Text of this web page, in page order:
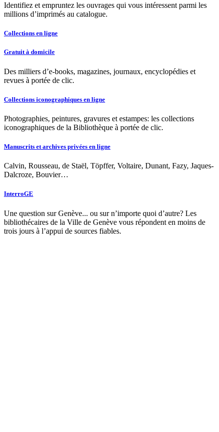
Identifiez et empruntez les ouvrages qui vous intéressent parmi les
millions d’imprimés au catalogue.
Collections en ligne
Gratuit à domicile
Des milliers d’e-books, magazines, journaux, encyclopédies et
revues à portée de clic.
Collections iconographiques en ligne
Photographies, peintures, gravures et estampes: les collections
iconographiques de la Bibliothèque à portée de clic.
Manuscrits et archives privées en ligne
Calvin, Rousseau, de Staël, Töpffer, Voltaire, Dunant, Fazy, Jaques-
Dalcroze, Bouvier…
InterroGE
Une question sur Genève... ou sur n’importe quoi d’autre? Les
bibliothécaires de la Ville de Genève vous répondent en moins de
trois jours à l’appui de sources fiables.